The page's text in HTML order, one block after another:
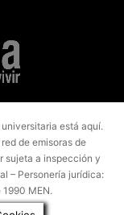
universitaria está aquí.
de emisoras de
sujeta a inspección y
– Personería jurídica:
MEN.